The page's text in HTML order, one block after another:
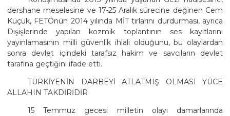
dershane meselesine ve 17-25 Aralık sürecine değinen Cem
Küçük, FETÖnün 2014 yılında MİT tırlarını durdurması, ayrıca
Dışişlerinde yapılan kozmik toplantının ses kayıtlarını
yayınlamasının milli güvenlik ihlali olduğunu, bu olaylardan
sonra devlet içindeki tarafsız hakim ve savcıların devlet
tarafına geçtiğini ifade etti.
TÜRKİYENİN DARBEYİ ATLATMIŞ OLMASI YÜCE
ALLAHIN TAKDİRİDİR
15 Temmuz gecesi milletin olayı damarlarında